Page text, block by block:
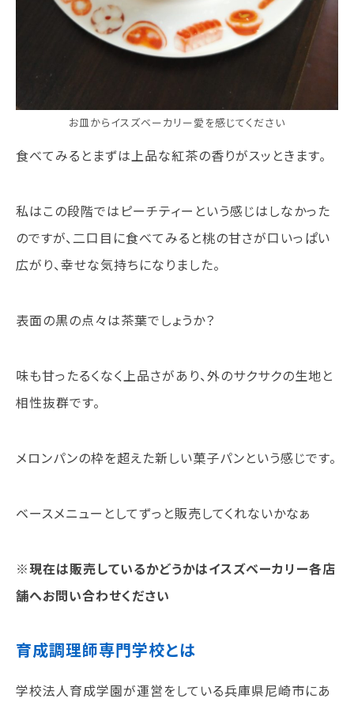
お皿からイスズベーカリー愛を感じてください
食べてみるとまずは上品な紅茶の香りがスッときます。
私はこの段階ではピーチティーという感じはしなかった
のですが、二口目に食べてみると桃の甘さが口いっぱい
広がり、幸せな気持ちになりました。
表面の黒の点々は茶葉でしょうか？
味も甘ったるくなく上品さがあり、外のサクサクの生地と
相性抜群です。
メロンパンの枠を超えた新しい菓子パンという感じです。
ベースメニューとしてずっと販売してくれないかなぁ
※現在は販売しているかどうかはイスズベーカリー各店
舗へお問い合わせください
育成調理師専門学校とは
学校法人育成学園が運営をしている兵庫県尼崎市にあ